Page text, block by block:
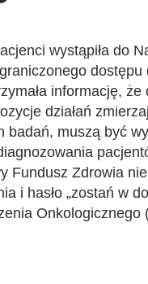
wystąpiła do
informację,
działań
badań, muszą być
Fundusz Zdrowia
i hasło „zostań w